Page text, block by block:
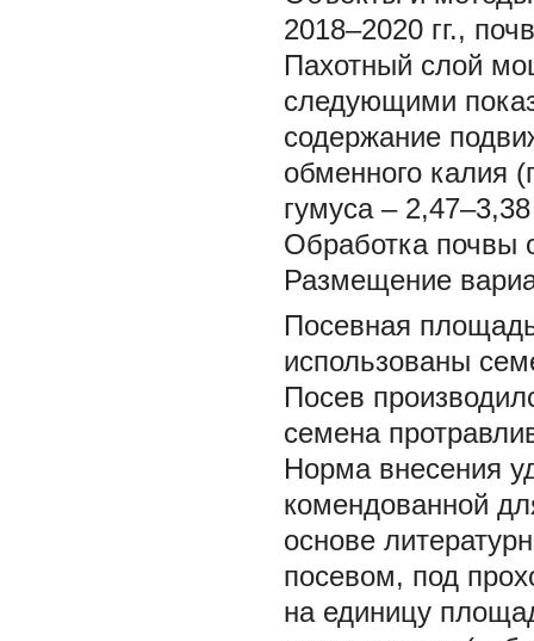
2018–2020 гг.,
Пахотный слой
следующими
содержание
обменного калия
гумуса –
Обработка почвы
Размещение
Посевная
использованы
Посев
семена
Норма внесения
комендованной
основе
посевом, под
на единицу